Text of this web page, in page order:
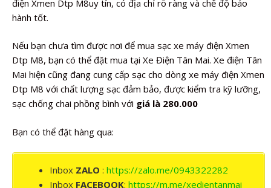
điện Xmen Dtp M8uy tín, có địa chỉ rõ ràng và chế độ bảo
hành tốt.
Nếu bạn chưa tìm được nơi để mua sạc xe máy điện Xmen
Dtp M8, bạn có thể đặt mua tại Xe Điện Tân Mai. Xe điện Tân
Mai hiện cũng đang cung cấp sạc cho dòng xe máy điện Xmen
Dtp M8 với chất lượng sạc đảm bảo, được kiểm tra kỹ lưỡng,
sạc chống chai phồng bình với giá là 280.000
Bạn có thể đặt hàng qua:
Inbox ZALO : https://zalo.me/0943322282
Inbox FACEBOOK: https://m.me/xedientanmai